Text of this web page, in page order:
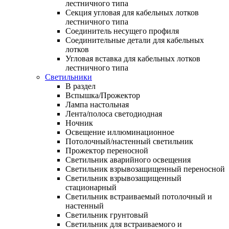
лестничного типа
Секция угловая для кабельных лотков
лестничного типа
Соединитель несущего профиля
Соединительные детали для кабельных
лотков
Угловая вставка для кабельных лотков
лестничного типа
Светильники
В раздел
Вспышка/Прожектор
Лампа настольная
Лента/полоса светодиодная
Ночник
Освещение иллюминационное
Потолочный/настенный светильник
Прожектор переносной
Светильник аварийного освещения
Светильник взрывозащищенный переносной
Светильник взрывозащищенный
стационарный
Светильник встраиваемый потолочный и
настенный
Светильник грунтовый
Светильник для встраиваемого и